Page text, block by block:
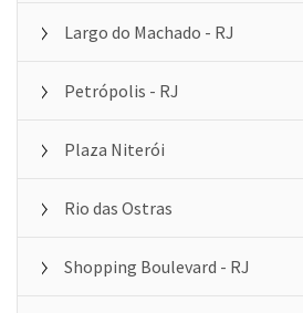
Largo do Machado - RJ
Petrópolis - RJ
Plaza Niterói
Rio das Ostras
Shopping Boulevard - RJ